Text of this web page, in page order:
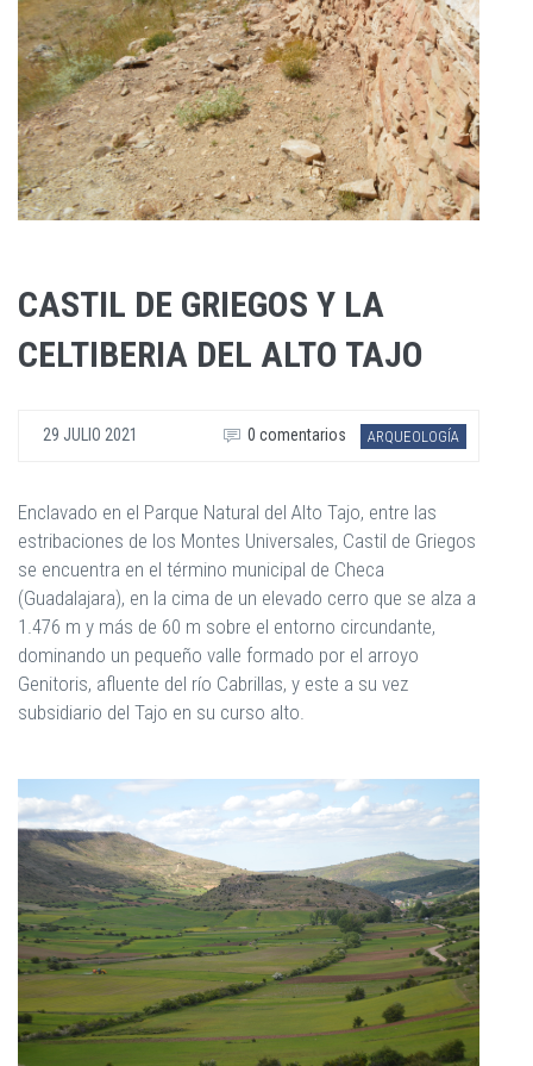
CASTIL DE GRIEGOS Y LA
CELTIBERIA DEL ALTO TAJO
29 JULIO 2021 ARQUEOLOGÍA
0 comentarios
Enclavado en el Parque Natural del Alto Tajo, entre las
estribaciones de los Montes Universales, Castil de Griegos
se encuentra en el término municipal de Checa
(Guadalajara), en la cima de un elevado cerro que se alza a
1.476 m y más de 60 m sobre el entorno circundante,
dominando un pequeño valle formado por el arroyo
Genitoris, afluente del río Cabrillas, y este a su vez
subsidiario del Tajo en su curso alto.